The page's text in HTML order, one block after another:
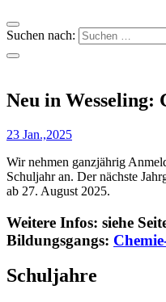
Suchen nach:
Neu in Wesseling:
23 Jan.,2025
Wir nehmen ganzjährig
Schuljahr an. Der nächste
ab 27. August 2025.
Weitere Infos: siehe
Bildungsgangs:
Schuljahre